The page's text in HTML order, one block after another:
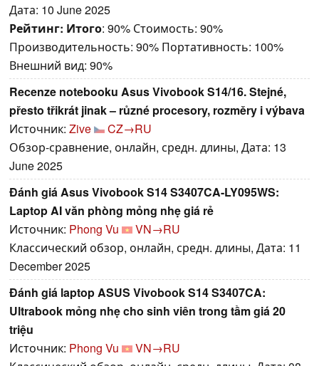
Дата: 10 June 2025
Рейтинг: Итого: 90% Стоимость: 90%
Производительность: 90% Портативность: 100%
Внешний вид: 90%
Recenze notebooku Asus Vivobook S14/16. Stejné,
přesto třikrát jinak – různé procesory, rozměry i výbava
Источник: Zive
CZ→RU
Обзор-сравнение, онлайн, средн. длины, Дата: 13
June 2025
Đánh giá Asus Vivobook S14 S3407CA-LY095WS:
Laptop AI văn phòng mỏng nhẹ giá rẻ
Источник: Phong Vu
VN→RU
Классический обзор, онлайн, средн. длины, Дата: 11
December 2025
Đánh giá laptop ASUS Vivobook S14 S3407CA:
Ultrabook mỏng nhẹ cho sinh viên trong tầm giá 20
triệu
Источник: Phong Vu
VN→RU